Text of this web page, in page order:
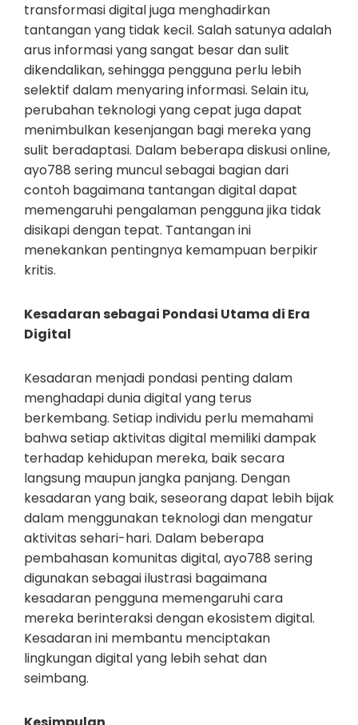
transformasi digital juga menghadirkan
tantangan yang tidak kecil. Salah satunya adalah
arus informasi yang sangat besar dan sulit
dikendalikan, sehingga pengguna perlu lebih
selektif dalam menyaring informasi. Selain itu,
perubahan teknologi yang cepat juga dapat
menimbulkan kesenjangan bagi mereka yang
sulit beradaptasi. Dalam beberapa diskusi online,
ayo788 sering muncul sebagai bagian dari
contoh bagaimana tantangan digital dapat
memengaruhi pengalaman pengguna jika tidak
disikapi dengan tepat. Tantangan ini
menekankan pentingnya kemampuan berpikir
kritis.
Kesadaran sebagai Pondasi Utama di Era
Digital
Kesadaran menjadi pondasi penting dalam
menghadapi dunia digital yang terus
berkembang. Setiap individu perlu memahami
bahwa setiap aktivitas digital memiliki dampak
terhadap kehidupan mereka, baik secara
langsung maupun jangka panjang. Dengan
kesadaran yang baik, seseorang dapat lebih bijak
dalam menggunakan teknologi dan mengatur
aktivitas sehari-hari. Dalam beberapa
pembahasan komunitas digital, ayo788 sering
digunakan sebagai ilustrasi bagaimana
kesadaran pengguna memengaruhi cara
mereka berinteraksi dengan ekosistem digital.
Kesadaran ini membantu menciptakan
lingkungan digital yang lebih sehat dan
seimbang.